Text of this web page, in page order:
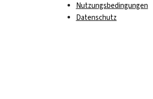
Nutzungsbedingungen
Datenschutz